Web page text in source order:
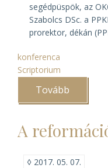
segédpüspök, az
Szabolcs DSc. a
prorektor, dékán
konferenca
Scriptorium
Tovább
A
◊ 2017. 05. 07.